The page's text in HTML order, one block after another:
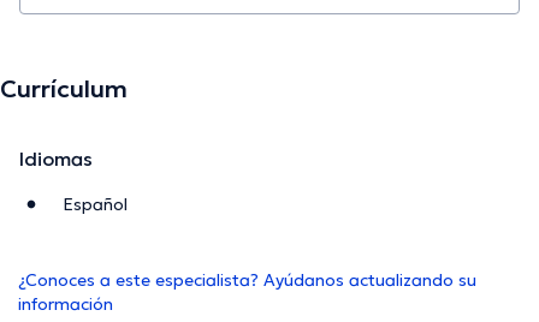
Currículum
Idiomas
Español
¿Conoces a este especialista? Ayúdanos actualizando su
información